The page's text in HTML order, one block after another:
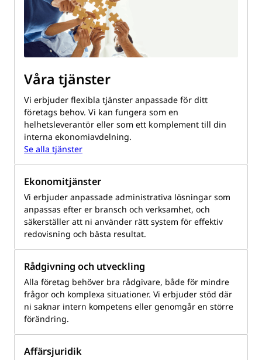
Våra tjänster
Vi erbjuder flexibla tjänster anpassade för ditt
företags behov. Vi kan fungera som en
helhetsleverantör eller som ett komplement till din
interna ekonomiavdelning.
Se alla tjänster
Ekonomitjänster
Vi erbjuder anpassade administrativa lösningar som
anpassas efter er bransch och verksamhet, och
säkerställer att ni använder rätt system för effektiv
redovisning och bästa resultat.
Rådgivning och utveckling
Alla företag behöver bra rådgivare, både för mindre
frågor och komplexa situationer. Vi erbjuder stöd där
ni saknar intern kompetens eller genomgår en större
förändring.
Affärsjuridik